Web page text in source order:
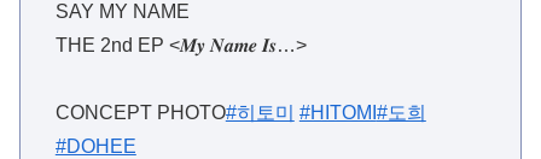
SAY MY NAME
THE 2nd EP <𝑴𝒚 𝑵𝒂𝒎𝒆 𝑰𝒔…>
CONCEPT PHOTO#히토미 #HITOMI #도희
#DOHEE